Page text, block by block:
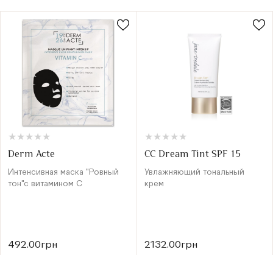
★
★ ★
★ ★
★ ★
★ ★
★
Derm Acte
Интенсивная маска "Ровный
тон"с витамином С
492.00грн
★
★ ★
★ ★
★ ★
★ ★
★
CC Dream Tint SPF 15
Увлажняющий тональный
крем
2132.00грн